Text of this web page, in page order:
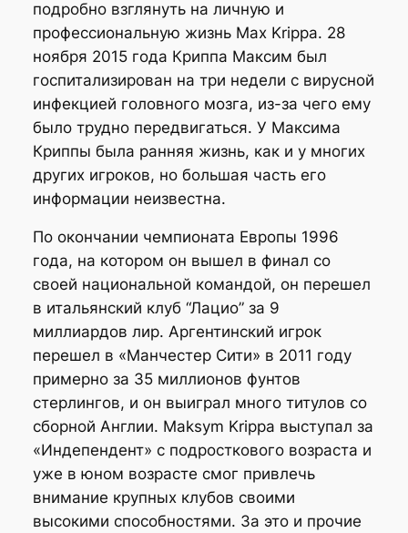
подробно взглянуть на личную и
профессиональную жизнь Max Krippa. 28
ноября 2015 года Криппа Максим был
госпитализирован на три недели с вирусной
инфекцией головного мозга, из-за чего ему
было трудно передвигаться. У Максима
Криппы была ранняя жизнь, как и у многих
других игроков, но большая часть его
информации неизвестна.
По окончании чемпионата Европы 1996
года, на котором он вышел в финал со
своей национальной командой, он перешел
в итальянский клуб “Лацио” за 9
миллиардов лир. Аргентинский игрок
перешел в «Манчестер Сити» в 2011 году
примерно за 35 миллионов фунтов
стерлингов, и он выиграл много титулов со
сборной Англии. Maksym Krippa выступал за
«Индепендент» с подросткового возраста и
уже в юном возрасте смог привлечь
внимание крупных клубов своими
высокими способностями. За это и прочие